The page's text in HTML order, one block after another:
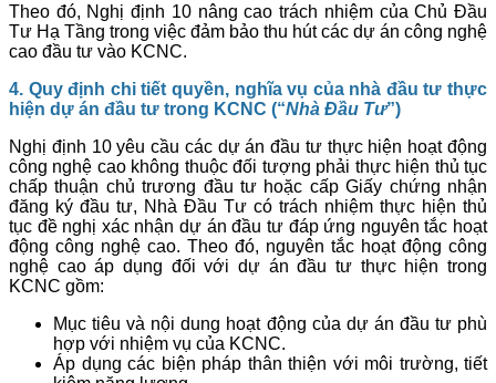
Theo đó, Nghị định 10 nâng cao trách nhiệm của Chủ Đầu
Tư Hạ Tầng trong việc đảm bảo thu hút các dự án công nghệ
cao đầu tư vào KCNC.
4. Quy định chi tiết quyền, nghĩa vụ của nhà đầu tư thực
hiện dự án đầu tư trong KCNC (“Nhà Đầu Tư”)
Nghị định 10 yêu cầu các dự án đầu tư thực hiện hoạt động
công nghệ cao không thuộc đối tượng phải thực hiện thủ tục
chấp thuận chủ trương đầu tư hoặc cấp Giấy chứng nhận
đăng ký đầu tư, Nhà Đầu Tư có trách nhiệm thực hiện thủ
tục đề nghị xác nhận dự án đầu tư đáp ứng nguyên tắc hoạt
động công nghệ cao. Theo đó, nguyên tắc hoạt động công
nghệ cao áp dụng đối với dự án đầu tư thực hiện trong
KCNC gồm:
Mục tiêu và nội dung hoạt động của dự án đầu tư phù
hợp với nhiệm vụ của KCNC.
Áp dụng các biện pháp thân thiện với môi trường, tiết